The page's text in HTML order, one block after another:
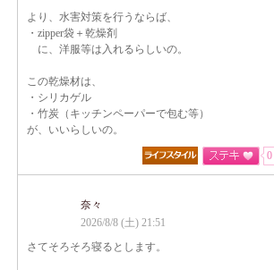
より、水害対策を行うならば、
・zipper袋＋乾燥剤
に、洋服等は入れるらしいの。
この乾燥材は、
・シリカゲル
・竹炭（キッチンペーパーで包む等）
が、いいらしいの。
0
奈々
2026/8/8 (土) 21:51
さてそろそろ寝るとします。